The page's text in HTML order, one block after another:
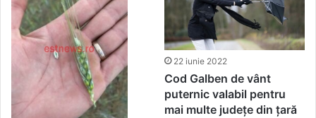
22 iunie 2022
Cod Galben de vânt
puternic valabil pentru
mai multe județe din țară